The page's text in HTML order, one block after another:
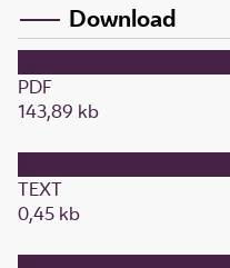
Download
PDF
143,89 kb
TEXT
0,45 kb